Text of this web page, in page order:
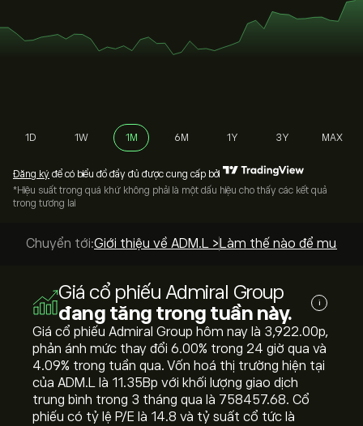
1D 1W 1M 6M 1Y 3Y MAX
Đăng ký để có biểu đồ đầy đủ được cung cấp bởi
*Hiệu suất trong quá khứ không phải là một dấu hiệu cho thấy các kết quả
trong tương lai
Chuyển tới:Giới thiệu về ADM.L > Làm thế nào để mua? >
Giá cổ phiếu Admiral Group
đang tăng trong tuần này.
i
Giá cổ phiếu Admiral Group hôm nay là 3,922.00‎p‎,
phản ánh mức thay đổi ‎6.00‎% trong 24 giờ qua và
‎4.09‎% trong tuần qua. Vốn hoá thị trường hiện tại
của ADM.L là 11.35B‎p‎ với khối lượng giao dịch
trung bình trong 3 tháng qua là 758457.68. Cổ
phiếu có tỷ lệ P/E là 14.8 và tỷ suất cổ tức là